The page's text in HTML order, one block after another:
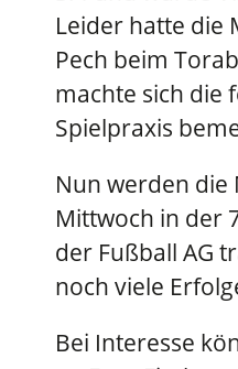
Leider hatte die
Pech beim
machte sich die
Spielpraxis
Nun werden die
Mittwoch in der
der Fußball AG
noch viele
Bei Interesse